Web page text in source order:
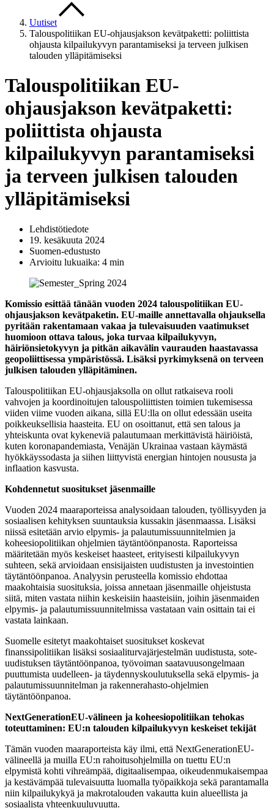
Uutiset
Talouspolitiikan EU-ohjausjakson kevätpaketti: poliittista
ohjausta kilpailukyvyn parantamiseksi ja terveen julkisen
talouden ylläpitämiseksi
Talouspolitiikan EU-
ohjausjakson kevätpaketti:
poliittista ohjausta
kilpailukyvyn parantamiseksi
ja terveen julkisen talouden
ylläpitämiseksi
Lehdistötiedote
19. kesäkuuta 2024
Suomen-edustusto
Arvioitu lukuaika: 4 min
Komissio esittää tänään vuoden 2024 talouspolitiikan EU-
ohjausjakson kevätpaketin. EU-maille annettavalla ohjauksella
pyritään rakentamaan vakaa ja tulevaisuuden vaatimukset
huomioon ottava talous, joka turvaa kilpailukyvyn,
häiriönsietokyvyn ja pitkän aikavälin vaurauden haastavassa
geopoliittisessa ympäristössä. Lisäksi pyrkimyksenä on terveen
julkisen talouden ylläpitäminen.
Talouspolitiikan EU-ohjausjaksolla on ollut ratkaiseva rooli
vahvojen ja koordinoitujen talouspoliittisten toimien tukemisessa
viiden viime vuoden aikana, sillä EU:lla on ollut edessään useita
poikkeuksellisia haasteita. EU on osoittanut, että sen talous ja
yhteiskunta ovat kykeneviä palautumaan merkittävistä häiriöistä,
kuten koronapandemiasta, Venäjän Ukrainaa vastaan käymästä
hyökkäyssodasta ja siihen liittyvistä energian hintojen noususta ja
inflaation kasvusta.
Kohdennetut suositukset jäsenmaille
Vuoden 2024 maaraporteissa analysoidaan talouden, työllisyyden ja
sosiaalisen kehityksen suuntauksia kussakin jäsenmaassa. Lisäksi
niissä esitetään arvio elpymis- ja palautumissuunnitelmien ja
koheesiopolitiikan ohjelmien täytäntöönpanosta. Raporteissa
määritetään myös keskeiset haasteet, erityisesti kilpailukyvyn
suhteen, sekä arvioidaan ensisijaisten uudistusten ja investointien
täytäntöönpanoa. Analyysin perusteella komissio ehdottaa
maakohtaisia suosituksia, joissa annetaan jäsenmaille ohjeistusta
siitä, miten vastata niihin keskeisiin haasteisiin, joihin jäsenmaiden
elpymis- ja palautumissuunnitelmissa vastataan vain osittain tai ei
vastata lainkaan.
Suomelle esitetyt maakohtaiset suositukset koskevat
finanssipolitiikan lisäksi sosiaaliturvajärjestelmän uudistusta, sote-
uudistuksen täytäntöönpanoa, työvoiman saatavuusongelmaan
puuttumista uudelleen- ja täydennyskoulutuksella sekä elpymis- ja
palautumissuunnitelman ja rakennerahasto-ohjelmien
täytäntöönpanoa.
NextGenerationEU-välineen ja koheesiopolitiikan tehokas
toteuttaminen: EU:n talouden kilpailukyvyn keskeiset tekijät
Tämän vuoden maaraporteista käy ilmi, että NextGenerationEU-
välineellä ja muilla EU:n rahoitusohjelmilla on tuettu EU:n
elpymistä kohti vihreämpää, digitaalisempaa, oikeudenmukaisempaa
ja kestävämpää tulevaisuutta luomalla työpaikkoja sekä parantamalla
niin kilpailukykyä ja makrotalouden vakautta kuin alueellista ja
sosiaalista yhteenkuuluvuutta.